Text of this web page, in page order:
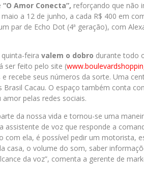
“O Amor Conecta”, reforçando que não
a 12 de junho, a cada R$ 400 em
par de Echo Dot (4ª geração), com
feira valem o dobro durante todo
ser feito pelo site (
recebe seus números da sorte. Uma
Cacau. O espaço também conta
pelas redes sociais.
da nossa vida e tornou-se uma
assistente de voz que responde a
com ela, é possível pedir um motorista,
casa, o volume do som, saber
da voz”, comenta a gerente de